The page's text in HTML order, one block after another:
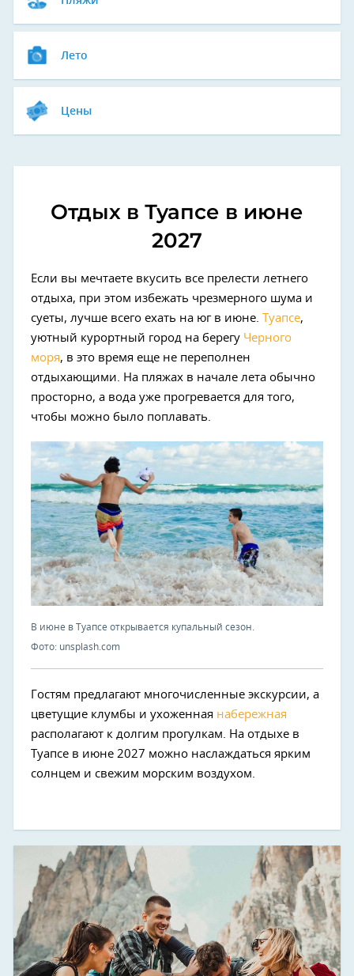
Лето
Цены
Отдых в Туапсе в июне
2027
Если вы мечтаете вкусить все прелести летнего
отдыха, при этом избежать чрезмерного шума и
суеты, лучше всего ехать на юг в июне.
Туапсе,
уютный курортный город на берегу Черного
моря, в это время еще не переполнен
отдыхающими. На пляжах в начале лета обычно
просторно, а вода уже прогревается для того,
чтобы можно было поплавать.
В июне в Туапсе открывается купальный сезон.
Фото: unsplash.com
Гостям предлагают многочисленные экскурсии, а
цветущие клумбы и ухоженная набережная
располагают к долгим прогулкам. На отдыхе в
Туапсе в июне 2027 можно наслаждаться ярким
солнцем и свежим морским воздухом.